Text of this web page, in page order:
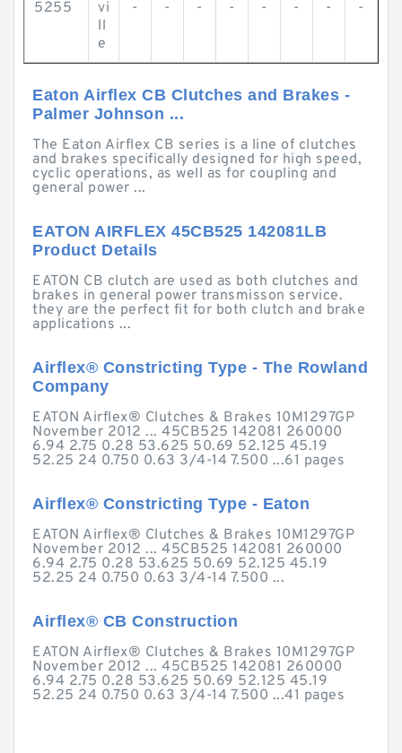
5255
vi
ll
e
- - - - - - - -
Eaton Airflex CB Clutches and Brakes -
Palmer Johnson ...
The Eaton Airflex CB series is a line of clutches
and brakes specifically designed for high speed,
cyclic operations, as well as for coupling and
general power ...
EATON AIRFLEX 45CB525 142081LB
Product Details
EATON CB clutch are used as both clutches and
brakes in general power transmisson service.
they are the perfect fit for both clutch and brake
applications ...
Airflex® Constricting Type - The Rowland
Company
EATON Airflex® Clutches & Brakes 10M1297GP
November 2012 ... 45CB525 142081 260000
6.94 2.75 0.28 53.625 50.69 52.125 45.19
52.25 24 0.750 0.63 3/4-14 7.500 ...61 pages
Airflex® Constricting Type - Eaton
EATON Airflex® Clutches & Brakes 10M1297GP
November 2012 ... 45CB525 142081 260000
6.94 2.75 0.28 53.625 50.69 52.125 45.19
52.25 24 0.750 0.63 3/4-14 7.500 ...
Airflex® CB Construction
EATON Airflex® Clutches & Brakes 10M1297GP
November 2012 ... 45CB525 142081 260000
6.94 2.75 0.28 53.625 50.69 52.125 45.19
52.25 24 0.750 0.63 3/4-14 7.500 ...41 pages